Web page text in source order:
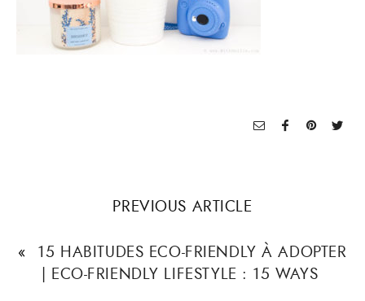
PREVIOUS ARTICLE
« 15 HABITUDES ECO-FRIENDLY À ADOPTER
| ECO-FRIENDLY LIFESTYLE : 15 WAYS